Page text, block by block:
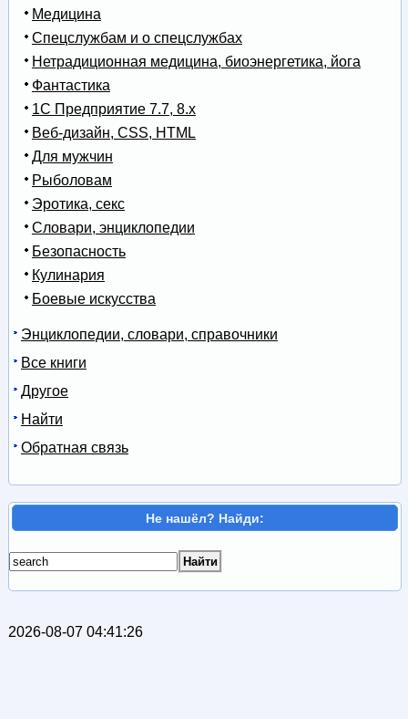
Медицина
Спецслужбам и о спецслужбах
Нетрадиционная медицина, биоэнергетика, йога
Фантастика
1С Предприятие 7.7, 8.x
Веб-дизайн, CSS, HTML
Для мужчин
Рыболовам
Эротика, секс
Словари, энциклопедии
Безопасность
Кулинария
Боевые искусства
Энциклопедии, словари, справочники
Все книги
Другое
Найти
Обратная связь
Не нашёл? Найди:
2026-08-07 04:41:26